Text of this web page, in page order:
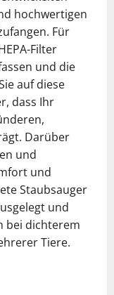
hochwertigen
Für
Filter
und die
auf diese
dass Ihr
Darüber
und
und
Staubsauger
und
bei dichterem
Tiere.